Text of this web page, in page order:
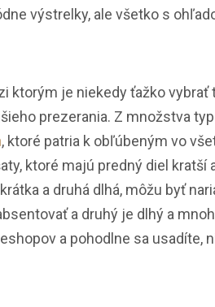
výstrelky, ale všetko s
ktorým je niekedy ťažko vybrať
prezerania. Z množstva
, ktoré patria k obľúbeným vo
ktoré majú predný diel kratší
a druhá dlhá, môžu byť
a druhý je dlhý a
a pohodlne sa usadíte,